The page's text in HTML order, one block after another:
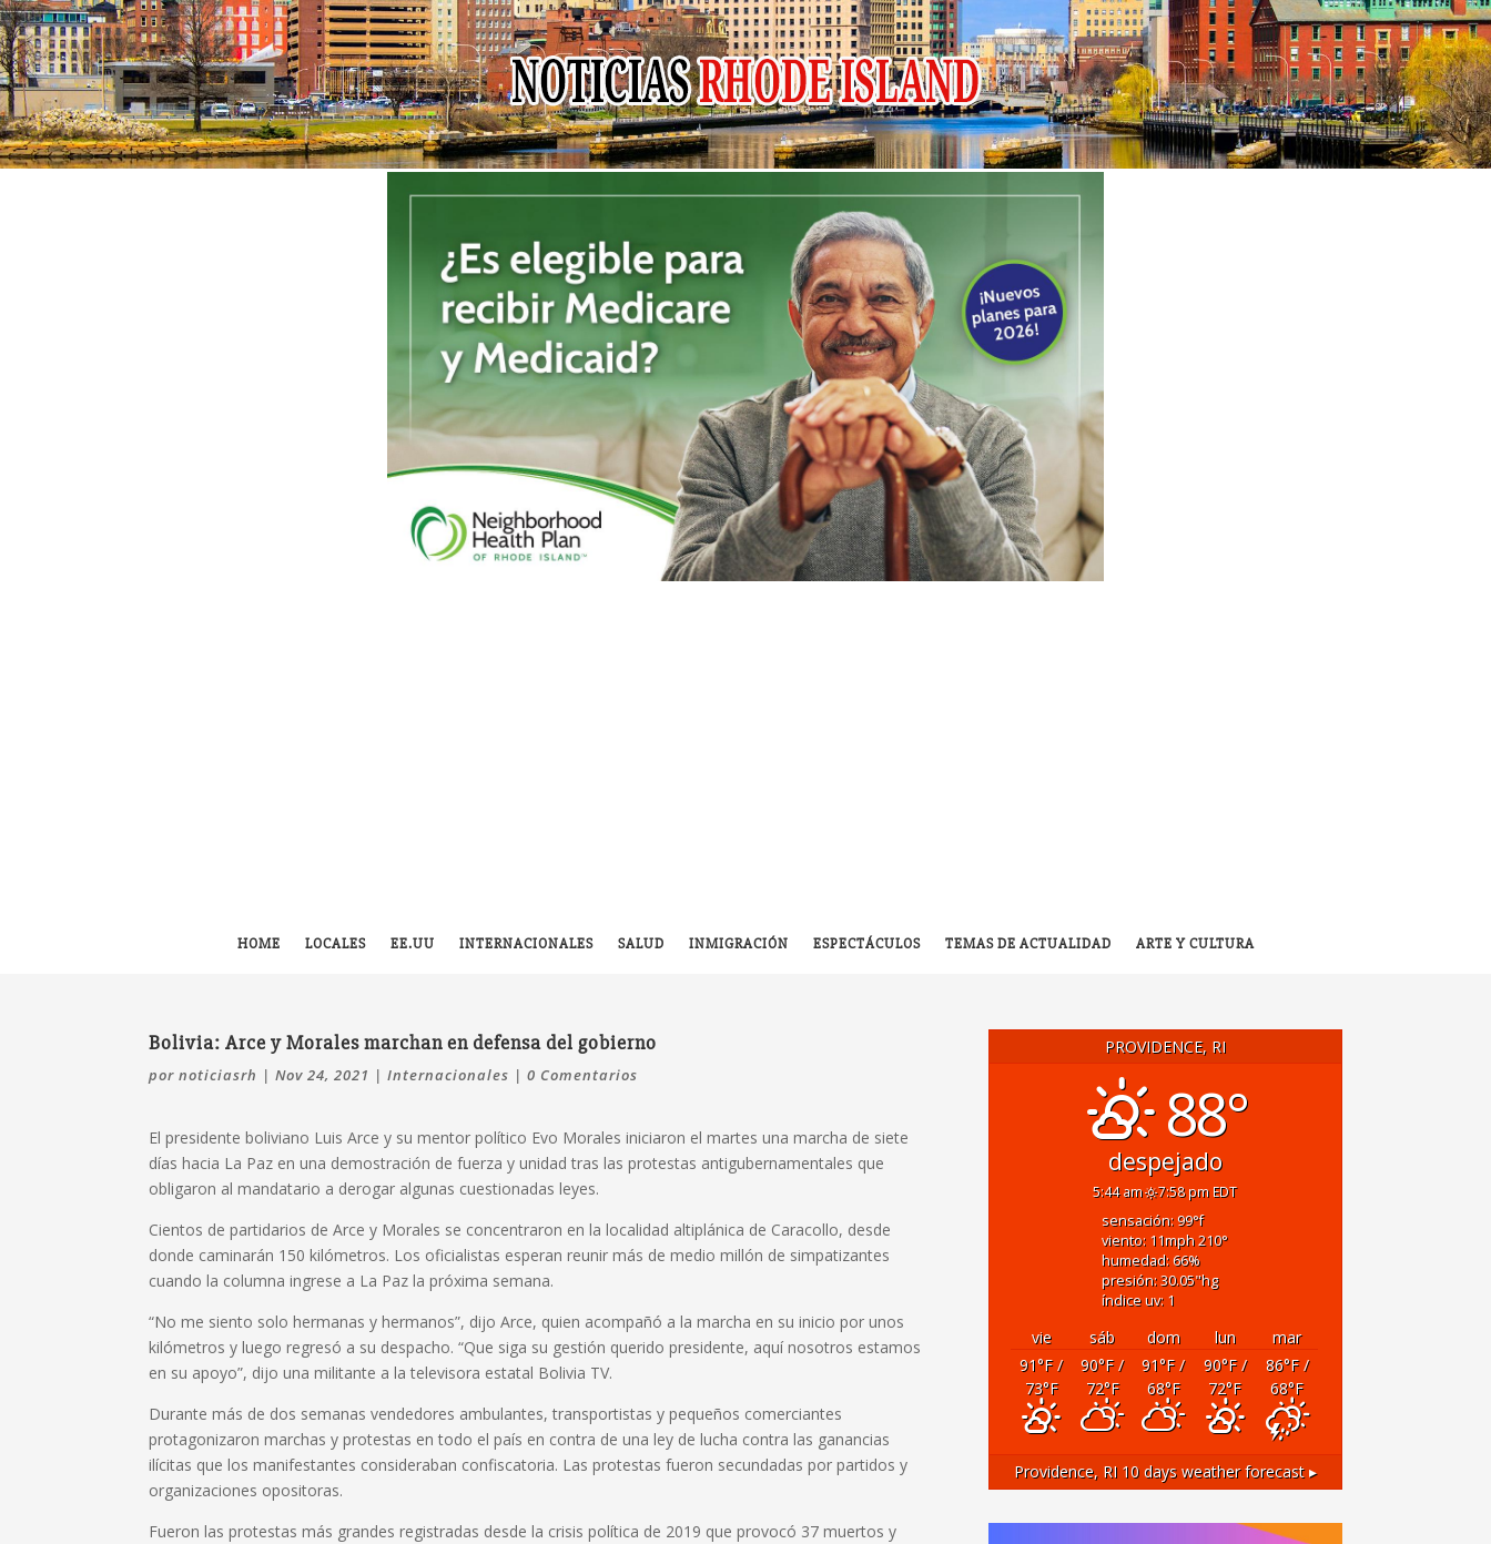
HOME LOCALES EE.UU INTERNACIONALES SALUD INMIGRACIÓN ESPECTÁCULOS TEMAS DE ACTUALIDAD ARTE Y CULTURA
Bolivia: Arce y Morales marchan en defensa del gobierno
pornoticiasrh |Nov 24, 2021 |Internacionales |0 Comentarios
El presidente boliviano Luis Arce y su mentor político Evo Morales iniciaron el martes una marcha de siete
días hacia La Paz en una demostración de fuerza y unidad tras las protestas antigubernamentales que
obligaron al mandatario a derogar algunas cuestionadas leyes.
Cientos de partidarios de Arce y Morales se concentraron en la localidad altiplánica de Caracollo, desde
donde caminarán 150 kilómetros. Los oficialistas esperan reunir más de medio millón de simpatizantes
cuando la columna ingrese a La Paz la próxima semana.
“No me siento solo hermanas y hermanos”, dijo Arce, quien acompañó a la marcha en su inicio por unos
kilómetros y luego regresó a su despacho. “Que siga su gestión querido presidente, aquí nosotros estamos
en su apoyo”, dijo una militante a la televisora estatal Bolivia TV.
Durante más de dos semanas vendedores ambulantes, transportistas y pequeños comerciantes
protagonizaron marchas y protestas en todo el país en contra de una ley de lucha contra las ganancias
ilícitas que los manifestantes consideraban confiscatoria. Las protestas fueron secundadas por partidos y
organizaciones opositoras.
Fueron las protestas más grandes registradas desde la crisis política de 2019 que provocó 37 muertos y
PROVIDENCE, RI
88°
despejado
5:44 am 7:58 pm EDT
sensación: 99°f
viento: 11mph210°
humedad: 66%
presión: 30.05"hg
índice uv: 1
vie sáb dom lun
mar
91°F/
73°F
90°F/
72°F
91°F/
68°F
90°F/
72°F
86°F/
68°F
Providence, RI10 days weather forecast ▸